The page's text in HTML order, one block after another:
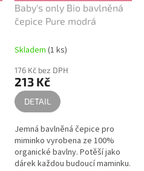
Baby's only Bio bavlněná
čepice Pure modrá
Skladem (1 ks)
176 Kč bez DPH
213 Kč
DETAIL
Jemná bavlněná čepice pro
miminko vyrobena ze 100%
organické bavlny. Potěší jako
dárek každou budoucí maminku.